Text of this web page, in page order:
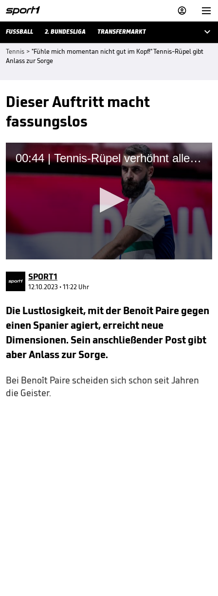


FUSSBALL 2. BUNDESLIGA TRANSFERMARKT 
Tennis > "Fühle mich momentan nicht gut im Kopf!" Tennis-Rüpel gibt
Anlass zur Sorge
Dieser Auftritt macht
fassungslos
00:44 | Tennis-Rüpel verhöhnt alle mit Reichtum
seconds
of
44
seconds
SPORT1
12.10.2023 • 11:22 Uhr
Die Lustlosigkeit, mit der Benoît Paire gegen
einen Spanier agiert, erreicht neue
Dimensionen. Sein anschließender Post gibt
aber Anlass zur Sorge.
Bei Benoît Paire scheiden sich schon seit Jahren
die Geister.